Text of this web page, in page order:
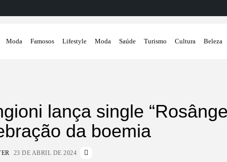
Moda Famosos Lifestyle Moda Saúde Turismo Cultura Beleza
lança single
da boemia
23 DE ABRIL DE 2024